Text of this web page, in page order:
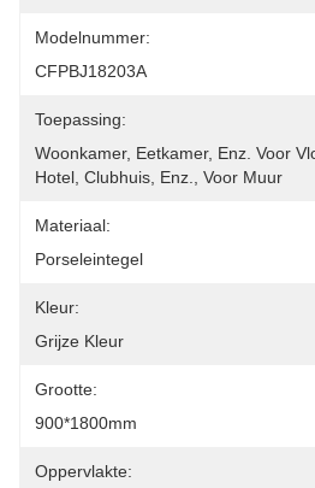
Modelnummer:
CFPBJ18203A
Toepassing:
Woonkamer, Eetkamer, Enz. Voor
Hotel, Clubhuis, Enz., Voor Muur
Materiaal:
Porseleintegel
Kleur:
Grijze Kleur
Grootte:
900*1800mm
Oppervlakte: